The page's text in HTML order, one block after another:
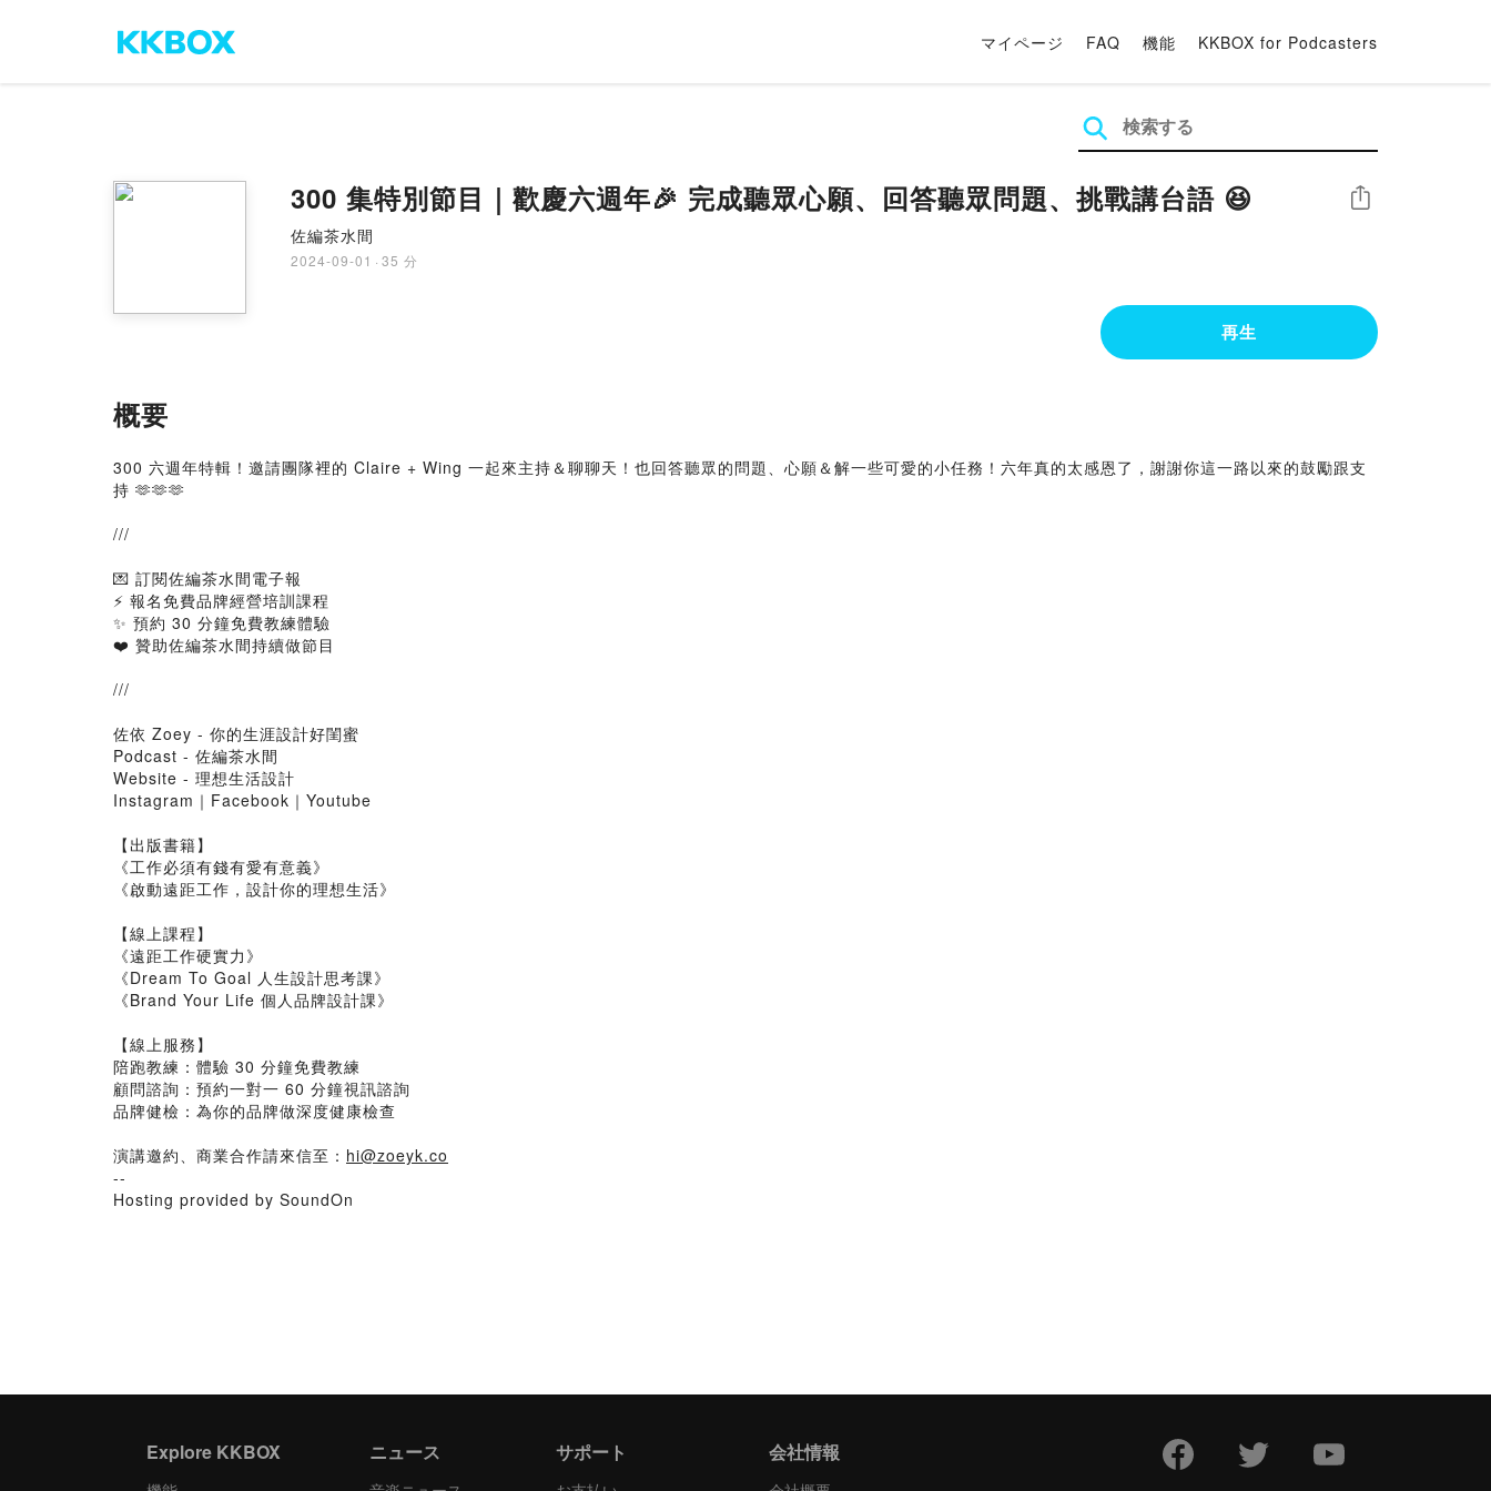
マイページ FAQ 機能 KKBOX for Podcasters
300 集特別節目｜歡慶六週年🎉 完成聽眾心願、回答聽眾問題、挑戰講台語 😆
佐編茶水間
2024-09-01 · 35 分
シェア
再生
概要
300 六週年特輯！邀請團隊裡的 Claire + Wing 一起來主持＆聊聊天！也回答聽眾的問題、心願＆解一些可愛的小任務！六年真的太感恩了，謝謝你這一路以來的鼓勵跟支
持 🫶🫶🫶
///
💌 訂閱佐編茶水間電子報
⚡ 報名免費品牌經營培訓課程
✨ 預約 30 分鐘免費教練體驗
❤️ 贊助佐編茶水間持續做節目
///
佐依 Zoey - 你的生涯設計好閨蜜
Podcast - 佐編茶水間
Website - 理想生活設計
Instagram｜Facebook｜Youtube
【出版書籍】
《工作必須有錢有愛有意義》
《啟動遠距工作，設計你的理想生活》
【線上課程】
《遠距工作硬實力》
《Dream To Goal 人生設計思考課》
《Brand Your Life 個人品牌設計課》
【線上服務】
陪跑教練：體驗 30 分鐘免費教練
顧問諮詢：預約一對一 60 分鐘視訊諮詢
品牌健檢：為你的品牌做深度健康檢查
演講邀約、商業合作請來信至： hi@zoeyk.co
--
Hosting provided by SoundOn
Explore KKBOX ニュース サポート 会社情報